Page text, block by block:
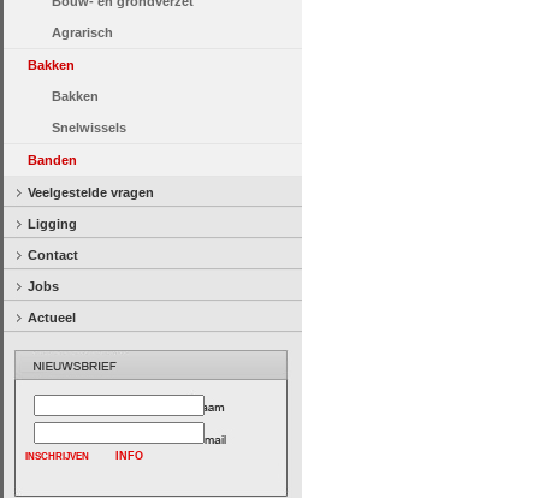
Agrarisch
Bakken
Bakken
Snelwissels
Banden
Veelgestelde vragen
Ligging
Contact
Jobs
Actueel
INFO